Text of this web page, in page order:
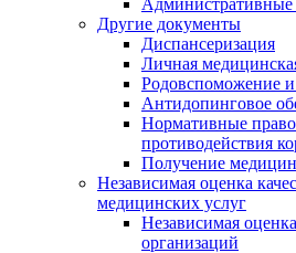
Другие документы
Диспансеризация
Личная
Родовспоможение и
Антидопинговое
Нормативные
противодействия
Получение
Независимая оценка
медицинских услуг
Независимая
организаций